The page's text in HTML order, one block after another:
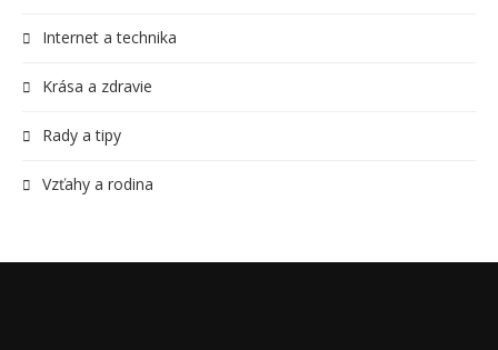
Internet a technika
Krása a zdravie
Rady a tipy
Vzťahy a rodina